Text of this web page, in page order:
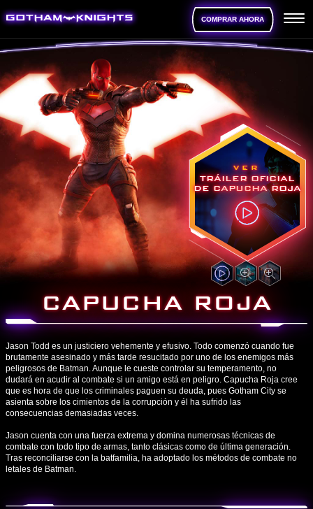
COMPRAR AHORA
Jason Todd es un justiciero vehemente y efusivo. Todo comenzó cuando fue
brutamente asesinado y más tarde resucitado por uno de los enemigos más
peligrosos de Batman. Aunque le cueste controlar su temperamento, no
dudará en acudir al combate si un amigo está en peligro. Capucha Roja cree
que es hora de que los criminales paguen su deuda, pues Gotham City se
asienta sobre los cimientos de la corrupción y él ha sufrido las
consecuencias demasiadas veces.
Jason cuenta con una fuerza extrema y domina numerosas técnicas de
combate con todo tipo de armas, tanto clásicas como de última generación.
Tras reconciliarse con la batfamilia, ha adoptado los métodos de combate no
letales de Batman.
CAPUCHA ROJA
VER
TRÁILER OFICIAL
DE CAPUCHA ROJA